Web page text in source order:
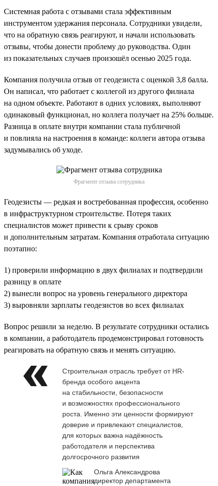
Системная работа с отзывами стала эффективным
инструментом удержания персонала. Сотрудники увидели,
что на обратную связь реагируют, и начали использовать
отзывы, чтобы донести проблему до руководства. Один
из показательных случаев произошёл осенью 2025 года.
Компания получила отзыв от геодезиста с оценкой 3,8 балла.
Он написал, что работает с коллегой из другого филиала
на одном объекте. Работают в одних условиях, выполняют
одинаковый функционал, но коллега получает на 25% больше.
Разница в оплате внутри компании стала публичной
и повлияла на настроения в команде: коллеги автора отзыва
задумывались об уходе.
Фрагмент отзыва сотрудника
Геодезисты — редкая и востребованная профессия, особенно
в инфраструктурном строительстве. Потеря таких
специалистов может привести к срыву сроков
и дополнительным затратам. Компания отработала ситуацию
поэтапно:
1) проверили информацию в двух филиалах и подтвердили
разницу в оплате
2) вынесли вопрос на уровень генерального директора
3) выровняли зарплаты геодезистов во всех филиалах
Вопрос решили за неделю. В результате сотрудники остались
в компании, а работодатель продемонстрировал готовность
реагировать на обратную связь и менять ситуацию.
Строительная отрасль требует от HR-
бренда особого акцента
на стабильности, безопасности
и возможностях профессионального
роста. Именно эти ценности формируют
доверие и привлекают специалистов,
для которых важна надёжность
работодателя и перспектива
долгосрочного развития
Ольга Александрова
директор департамента